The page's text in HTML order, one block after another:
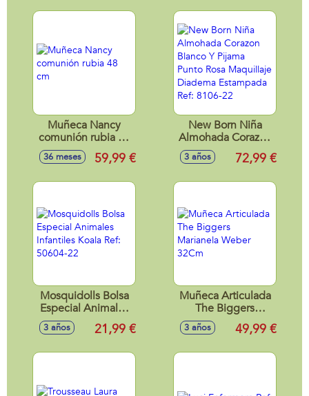
Muñeca Nancy
comunión rubia 48
cm
36 meses 59,99 €
New Born Niña
Almohada Corazon
Blanco Y Pijama
Punto Rosa
8106-22
3 años 72,99 €
Mosquidolls Bolsa
Especial Animales
Infantiles Koala Ref:
50604-22
3 años 21,99 €
Muñeca Articulada
The Biggers
Marianela Weber
32Cm
3 años 49,99 €